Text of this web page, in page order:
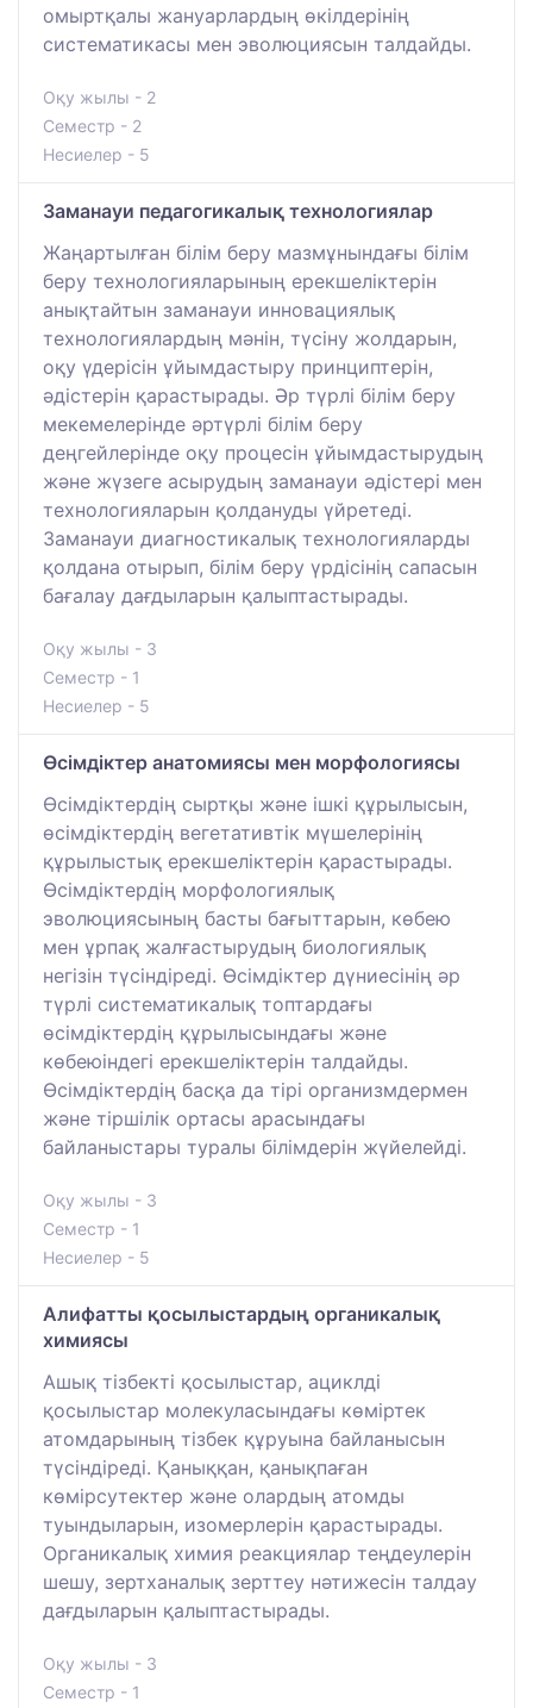
омыртқалы жануарлардың өкілдерінің
систематикасы мен эволюциясын талдайды.
Оқу жылы - 2
Семестр - 2
Несиелер - 5
Заманауи педагогикалық технологиялар
Жаңартылған білім беру мазмұнындағы білім
беру технологияларының ерекшеліктерін
анықтайтын заманауи инновациялық
технологиялардың мәнін, түсіну жолдарын,
оқу үдерісін ұйымдастыру принциптерін,
әдістерін қарастырады. Әр түрлі білім беру
мекемелерінде әртүрлі білім беру
деңгейлерінде оқу процесін ұйымдастырудың
және жүзеге асырудың заманауи әдістері мен
технологияларын қолдануды үйретеді.
Заманауи диагностикалық технологияларды
қолдана отырып, білім беру үрдісінің сапасын
бағалау дағдыларын қалыптастырады.
Оқу жылы - 3
Семестр - 1
Несиелер - 5
Өсімдіктер анатомиясы мен морфологиясы
Өсімдіктердің сыртқы және ішкі құрылысын,
өсімдіктердің вегетативтік мүшелерінің
құрылыстық ерекшеліктерін қарастырады.
Өсімдіктердің морфологиялық
эволюциясының басты бағыттарын, көбею
мен ұрпақ жалғастырудың биологиялық
негізін түсіндіреді. Өсімдіктер дүниесінің әр
түрлі систематикалық топтардағы
өсімдіктердің құрылысындағы және
көбеюіндегі ерекшеліктерін талдайды.
Өсімдіктердің басқа да тірі организмдермен
және тіршілік ортасы арасындағы
байланыстары туралы білімдерін жүйелейді.
Оқу жылы - 3
Семестр - 1
Несиелер - 5
Алифатты қосылыстардың органикалық
химиясы
Ашық тізбекті қосылыстар, ациклді
қосылыстар молекуласындағы көміртек
атомдарының тізбек құруына байланысын
түсіндіреді. Қаныққан, қанықпаған
көмірсутектер және олардың атомды
туындыларын, изомерлерін қарастырады.
Органикалық химия реакциялар теңдеулерін
шешу, зертханалық зерттеу нәтижесін талдау
дағдыларын қалыптастырады.
Оқу жылы - 3
Семестр - 1